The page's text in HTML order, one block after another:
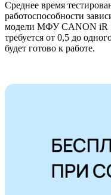
Среднее время
работоспособности
модели МФУ CANON iR
требуется от 0,5 до
будет готово к работе.